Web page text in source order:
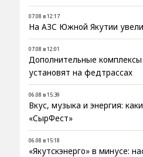
07.08 в 12:17
На АЗС Южной Якутии
07.08 в 12:01
Дополнительные
установят на федтрассах
06.08 в 15:39
Вкус, музыка и энергия:
«СырФест»
06.08 в 15:18
«Якутскэнерго» в минусе: